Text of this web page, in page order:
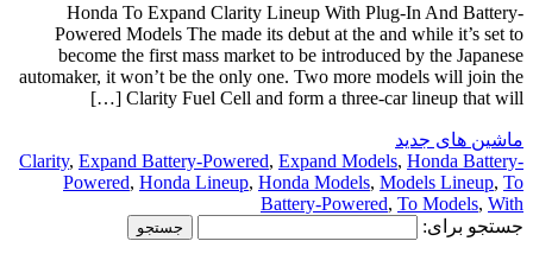
Honda To Expand Clarity Lineup With Plug-In And Battery-
Powered Models The made its debut at the and while it’s set to
become the first mass market to be introduced by the Japanese
automaker, it won’t be the only one. Two more models will join the
Clarity Fuel Cell and form a three-car lineup that will […]
ماشین های جدید
Clarity, Expand Battery-Powered, Expand Models, Honda Battery-
Powered, Honda Lineup, Honda Models, Models Lineup, To
Battery-Powered, To Models, With
جستجو برای: